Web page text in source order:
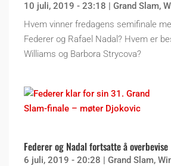
10 juli, 2019 - 23:18 | Grand Slam,
Hvem vinner fredagens semifinale
Federer og Rafael Nadal? Hvem er
Williams og Barbora Strycova?
Federer og Nadal fortsatte å overbevise
6 juli, 2019 - 20:28 | Grand Slam,